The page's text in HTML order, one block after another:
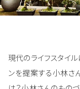
現代のライフスタイ
ンを提案する小林さ